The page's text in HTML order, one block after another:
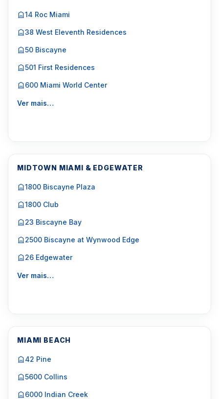
14 Roc Miami
38 West Eleventh Residences
50 Biscayne
501 First Residences
600 Miami World Center
Ver mais…
MIDTOWN MIAMI & EDGEWATER
1800 Biscayne Plaza
1800 Club
23 Biscayne Bay
2500 Biscayne at Wynwood Edge
26 Edgewater
Ver mais…
MIAMI BEACH
42 Pine
5600 Collins
6000 Indian Creek